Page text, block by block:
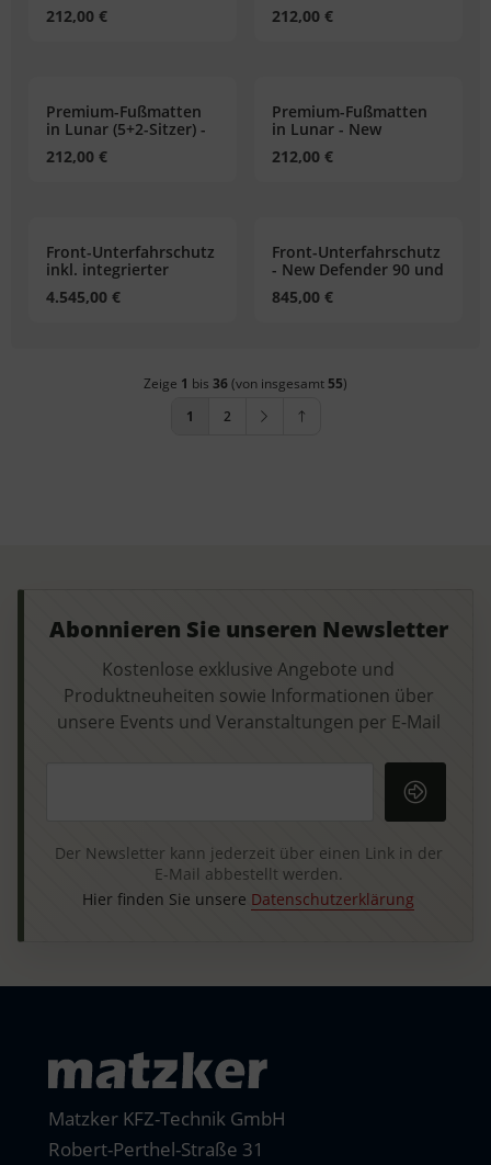
212,00 € 212,00 €
Premium-Fußmatten
in Lunar (5+2-Sitzer) -
212,00 €
Premium-Fußmatten
in Lunar - New
212,00 €
Front-Unterfahrschutz
inkl. integrierter
New Defender 110
4.545,00 €
Front-Unterfahrschutz
- New Defender 90 und
845,00 €
Zeige 1 bis 36(von insgesamt55)
1
2
Abonnieren Sie unseren Newsletter
Kostenlose exklusive Angebote und
Produktneuheiten sowie Informationen über
unsere Events und Veranstaltungen per E-Mail
Der Newsletter kann jederzeit über einen Link in der
E-Mail abbestellt werden.
Hier finden Sie unsere Datenschutzerklärung
Matzker KFZ-Technik GmbH
Robert-Perthel-Straße 31